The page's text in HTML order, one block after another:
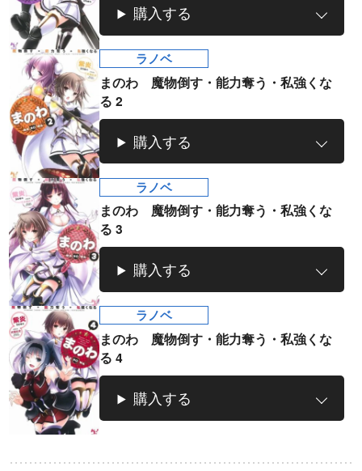
購入する
ラノベ
まのわ 魔物倒す・能力奪う・私強くな
る 2
購入する
ラノベ
まのわ 魔物倒す・能力奪う・私強くな
る 3
購入する
ラノベ
まのわ 魔物倒す・能力奪う・私強くな
る 4
購入する